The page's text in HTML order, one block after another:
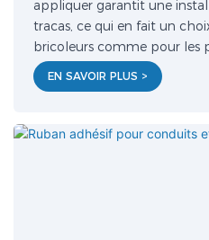
appliquer garantit une
tracas, ce qui en fait un
bricoleurs comme pour les
EN SAVOIR PLUS >